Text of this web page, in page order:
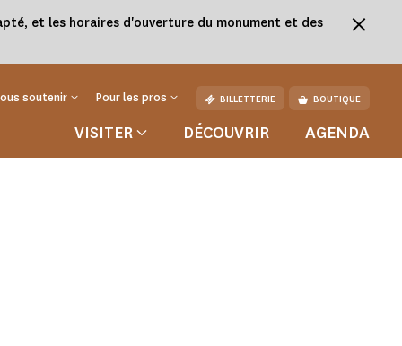
et les horaires d'ouverture du monument et des
soutenir Pour les pros BILLETTERIE BOUTIQUE
VISITER DÉCOUVRIR AGENDA